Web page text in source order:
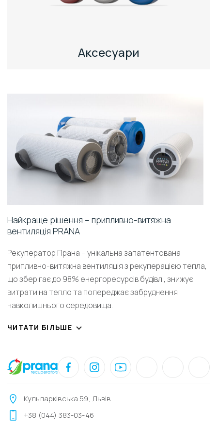
Аксесуари
Найкраще рішення – припливно-витяжна
вентиляція PRANA
Рекуператор Прана – унікальна запатентована
припливно-витяжна вентиляція з рекуперацією тепла,
що зберігає до 98% енергоресурсів будівлі, знижує
витрати на тепло та попереджає забруднення
навколишнього середовища.
ЧИТАТИ БІЛЬШЕ
Кульпарківська 59, Львів
+38 (044) 383-03-46